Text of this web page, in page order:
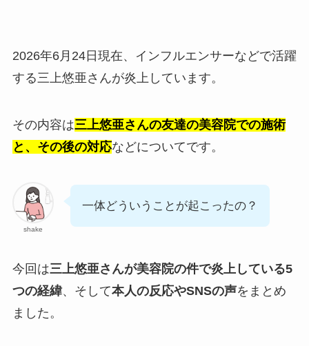
2026年6月24日現在、インフルエンサーなどで活躍
する三上悠亜さんが炎上しています。
その内容は三上悠亜さんの友達の美容院での施術
と、その後の対応などについてです。
shake
一体どういうことが起こったの？
今回は三上悠亜さんが美容院の件で炎上している5
つの経緯、そして本人の反応やSNSの声をまとめ
ました。